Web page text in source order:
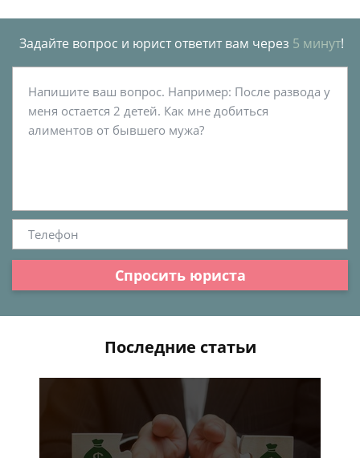
Задайте вопрос и юрист ответит вам через 5 минут!
Спросить юриста
Последние статьи